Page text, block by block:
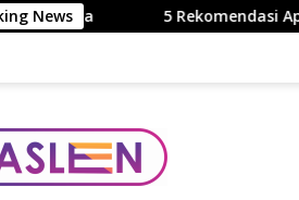
News5 Rekomendasi Aplikasi